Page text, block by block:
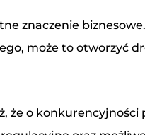
znaczenie
może to otworzyć
o konkurencyjności